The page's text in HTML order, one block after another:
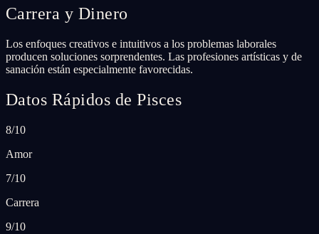
Carrera y Dinero
Los enfoques creativos e intuitivos a los problemas laborales
producen soluciones sorprendentes. Las profesiones artísticas y de
sanación están especialmente favorecidas.
Datos Rápidos de Pisces
8/10
Amor
7/10
Carrera
9/10